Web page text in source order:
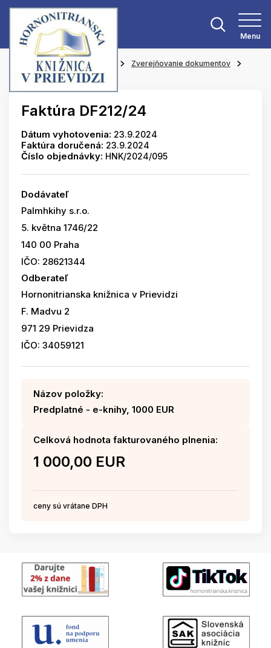
Menu
Hlavná stránka O knižnici
Zverejňovanie dokumentov
Faktúry
Faktúra DF212/24
Dátum vyhotovenia: 23.9.2024
Faktúra doručená: 23.9.2024
Číslo objednávky: HNK/2024/095
Dodávateľ
Palmhkihy s.r.o.
5. května 1746/22
140 00 Praha
IČO: 28621344
Odberateľ
Hornonitrianska knižnica v Prievidzi
F. Madvu 2
971 29 Prievidza
IČO: 34059121
Názov položky:
Predplatné - e-knihy, 1000 EUR
Celková hodnota fakturovaného plnenia:
1 000,00 EUR
ceny sú vrátane DPH